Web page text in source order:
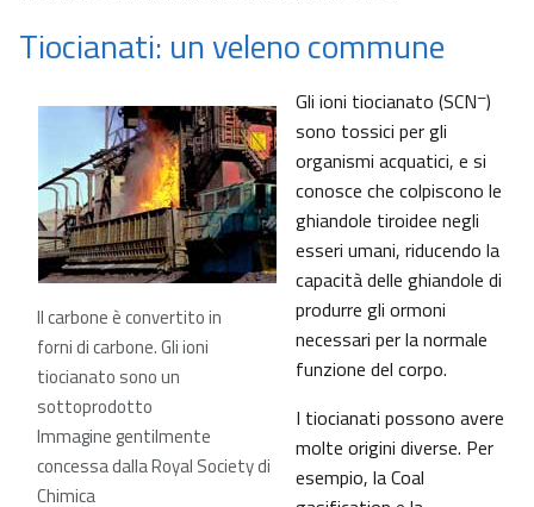
Tiocianati: un veleno commune
Il carbone è convertito in
forni di carbone. Gli ioni
tiocianato sono un
sottoprodotto
Immagine gentilmente
concessa dalla Royal Society di
Chimica
Gli ioni tiocianato (SCN–)
sono tossici per gli
organismi acquatici, e si
conosce che colpiscono le
ghiandole tiroidee negli
esseri umani, riducendo la
capacità delle ghiandole di
produrre gli ormoni
necessari per la normale
funzione del corpo.
I tiocianati possono avere
molte origini diverse. Per
esempio, la Coal